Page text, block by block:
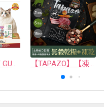
05 食品 - PET GUSTO CO.,LTD. 【TAPAZO】【凍乾三重奏】成幼犬低敏羊肉配方 5磅